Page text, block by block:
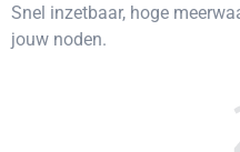
Snel inzetbaar, hoge
jouw noden.